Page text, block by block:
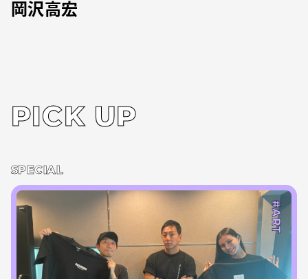
岡沢高宏
PICK UP
SPECIAL
#ART